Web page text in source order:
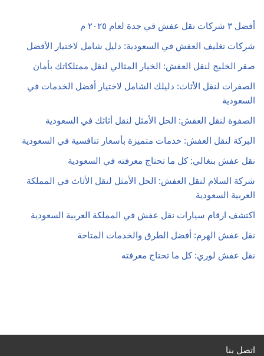
أفضل ٣ شركات نقل عفش في جدة لعام ٢٠٢٥ م
شركات تغليف العفش في السعودية: دليل شامل لاختيار الأفضل
صقر الخليج لنقل العفش: الخيار المثالي لنقل ممتلكاتك بأمان
الصفرات لنقل الأثاث: دليلك الشامل لاختيار أفضل الخدمات في
السعودية
الصفوة لنقل العفش: الحل الأمثل لنقل أثاثك في السعودية
البركة لنقل العفش: خدمات متميزة بأسعار تنافسية في السعودية
نقل عفش بنغالي: كل ما تحتاج معرفته في السعودية
شركة السلام لنقل العفش: الحل الأمثل لنقل الأثاث في المملكة
العربية السعودية
اكتشف ارقام سيارات نقل عفش في المملكة العربية السعودية
نقل عفش الهرم: أفضل الطرق والخدمات المتاحة
نقل عفش لوري: كل ما تحتاج معرفته
اتصل بنا